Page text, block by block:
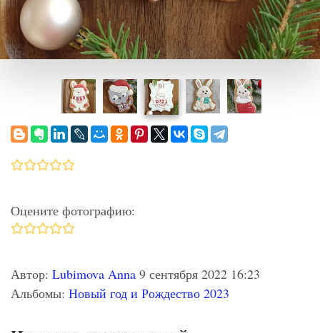
Оцените фотографию:
Автор: Lubimova Anna 9 сентября 2022 16:23
Альбомы: Новый год и Рождество 2023